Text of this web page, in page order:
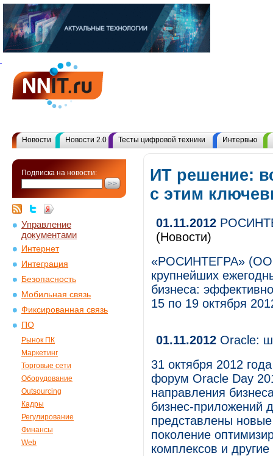
Новости Новости 2.0 Тесты цифровой техники Интервью
Подписка на новости:
Управление
документами
Интернет
Интеграция
Безопасность
Мобильная связь
Фиксированная связь
ПО
Рынок ПК
Маркетинг
Торговые сети
Оборудование
Outsourcing
Кадры
Регулирование
Финансы
Web
ИТ решение:
с этим
01.11.2012
(Новости)
«РОСИНТЕГРА»
крупнейших
бизнеса:
15 по 19 октября
01.11.2012 Oracle:
31 октября 2012
форум Oracle Day
направления
бизнес-приложений
представлены
поколение
комплексов и